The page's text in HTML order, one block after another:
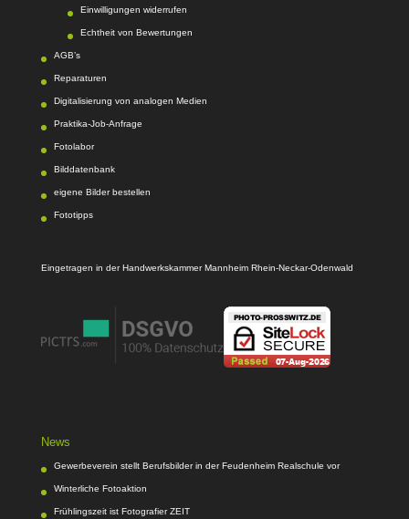
Einwilligungen widerrufen
Echtheit von Bewertungen
AGB’s
Reparaturen
Digitalisierung von analogen Medien
Praktika-Job-Anfrage
Fotolabor
Bilddatenbank
eigene Bilder bestellen
Fototipps
Eingetragen in der Handwerkskammer Mannheim Rhein-Neckar-Odenwald
News
Gewerbeverein stellt Berufsbilder in der Feudenheim Realschule vor
Winterliche Fotoaktion
Frühlingszeit ist Fotografier ZEIT